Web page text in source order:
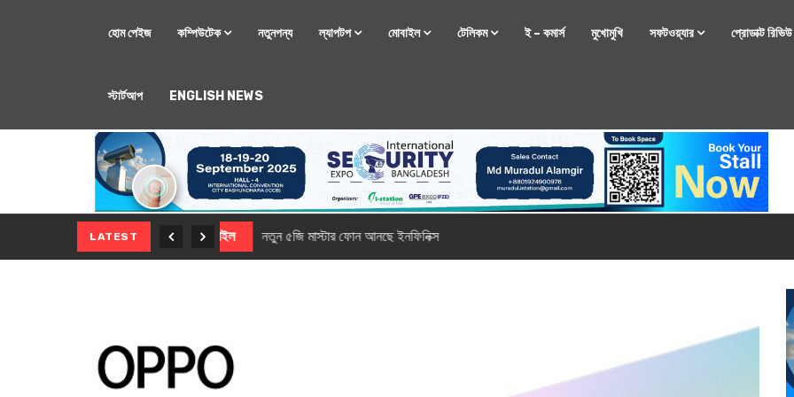
হোম পেইজ কম্পিউটেক নতুনপন্য ল্যাপটপ মোবাইল টেলিকম ই – কমার্স মুখোমুখি সফটওয়্যার প্রোডাক্ট রিভিউ
স্টার্টআপ ENGLISH NEWS
LATEST মোবাইল নতুন সি-সিরিজ স্মার্টফোন নিয়ে আসছে রিয়েলমি